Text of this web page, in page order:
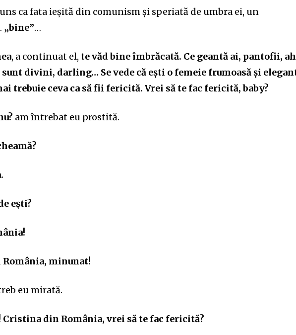
ca fata ieșită din comunism și speriată de umbra ei, un
„bine”…
, a continuat el, te văd bine îmbrăcată. Ce geantă ai, pantofii, ah
divini, darling… Se vede că ești o femeie frumoasă și
trebuie ceva ca să fii fericită. Vrei să te fac fericită, baby?
am întrebat eu prostită.
ești?
minunat!
eu mirată.
Cristina din România, vrei să te fac fericită?